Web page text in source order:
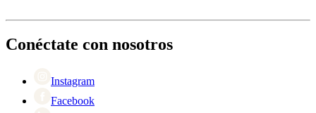
Devolución
Black Friday
Singles Day
Conéctate con nosotros
Instagram
Facebook